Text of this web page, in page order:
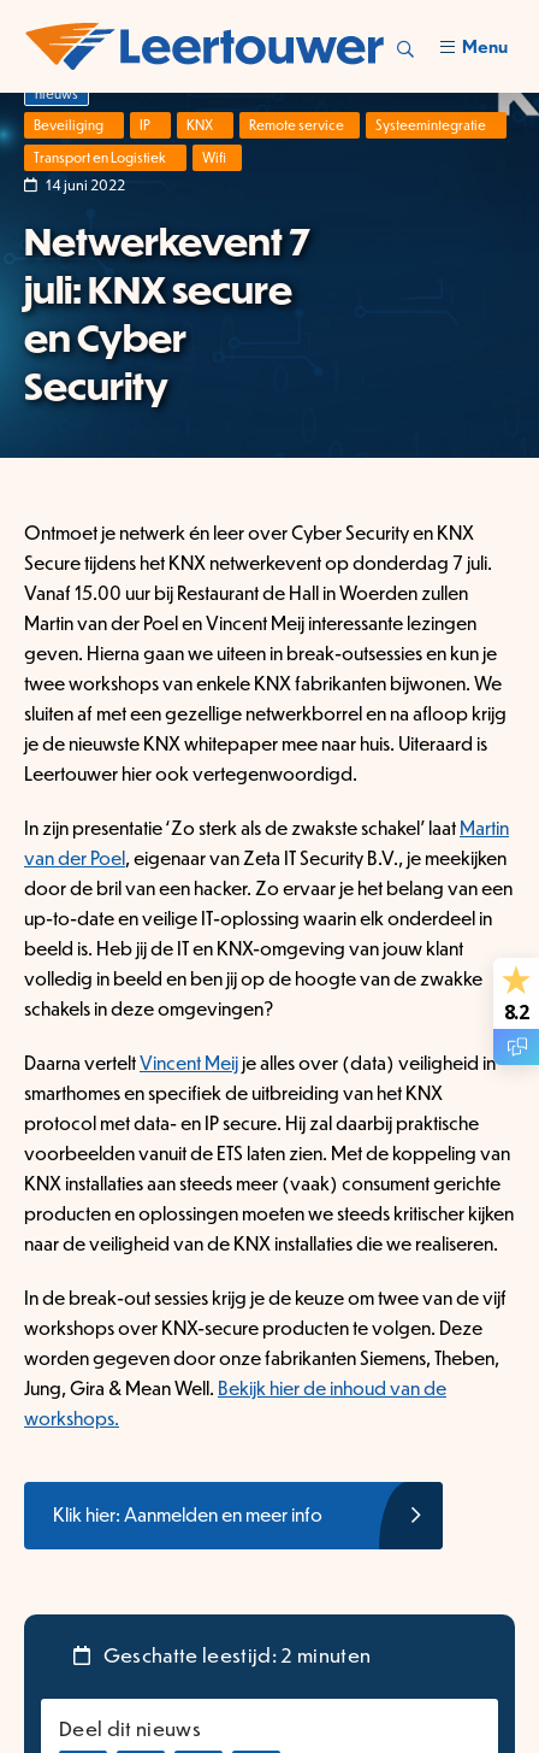
Menu
Netwerkevent 7
juli: KNX secure
en Cyber
Security
nieuws
Beveiliging
IP KNX Remote service
Systeemintegratie
Transport en Logistiek
Wifi
14 juni 2022
Ontmoet je netwerk én leer over Cyber Security en KNX
Secure tijdens het KNX netwerkevent op donderdag 7 juli.
Vanaf 15.00 uur bij Restaurant de Hall in Woerden zullen
Martin van der Poel en Vincent Meij interessante lezingen
geven. Hierna gaan we uiteen in break-outsessies en kun je
twee workshops van enkele KNX fabrikanten bijwonen. We
sluiten af met een gezellige netwerkborrel en na afloop krijg
je de nieuwste KNX whitepaper mee naar huis. Uiteraard is
Leertouwer hier ook vertegenwoordigd.
In zijn presentatie ‘Zo sterk als de zwakste schakel’ laat Martin
van der Poel, eigenaar van Zeta IT Security B.V., je meekijken
door de bril van een hacker. Zo ervaar je het belang van een
up-to-date en veilige IT-oplossing waarin elk onderdeel in
beeld is. Heb jij de IT en KNX-omgeving van jouw klant
volledig in beeld en ben jij op de hoogte van de zwakke
schakels in deze omgevingen?
Daarna verteltVincent Meij je alles over (data) veiligheid in
smarthomes en specifiek de uitbreiding van het KNX
protocol met data- en IP secure. Hij zal daarbij praktische
voorbeelden vanuit de ETS laten zien. Met de koppeling van
KNX installaties aan steeds meer (vaak) consument gerichte
producten en oplossingen moeten we steeds kritischer kijken
naar de veiligheid van de KNX installaties die we realiseren.
In de break-out sessies krijg je de keuze om twee van de vijf
workshops over KNX-secure producten te volgen. Deze
worden gegeven door onze fabrikanten Siemens, Theben,
Jung, Gira & Mean Well. Bekijk hier de inhoud van de
workshops.
Klik hier: Aanmelden en meer info
Geschatte leestijd: 2 minuten
Deel dit nieuws
8.2